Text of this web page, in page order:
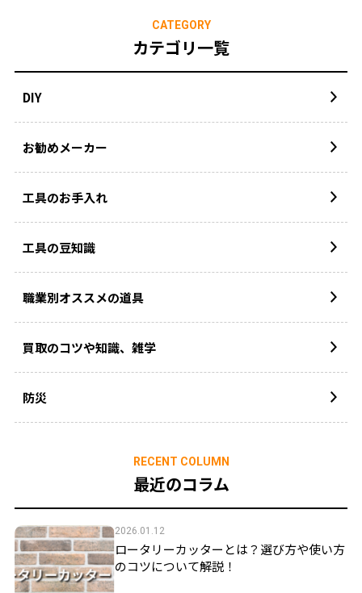
CATEGORY
カテゴリ一覧
DIY
お勧めメーカー
工具のお手入れ
工具の豆知識
職業別オススメの道具
買取のコツや知識、雑学
防災
RECENT COLUMN
最近のコラム
2026.01.12
ロータリーカッターとは？選び方や使い方
のコツについて解説！